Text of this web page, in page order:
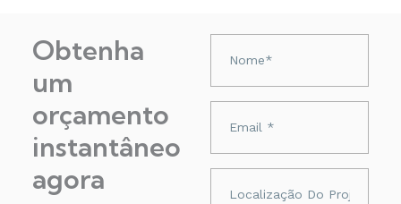
Obtenha
um
orçamento
instantâneo
agora